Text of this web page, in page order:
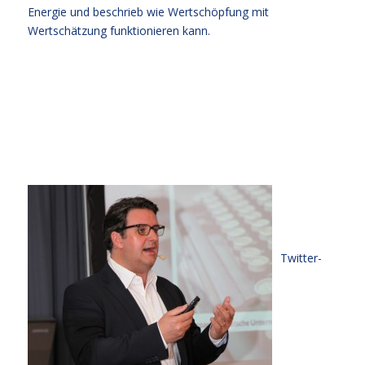
Energie und beschrieb wie Wertschöpfung mit
Wertschätzung funktionieren kann.
Twitter-